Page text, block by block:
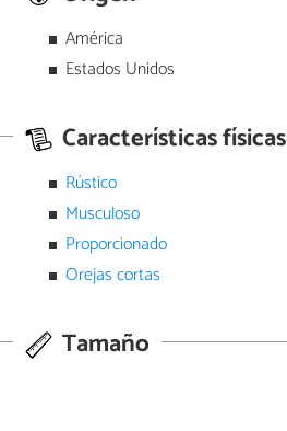
América
Estados Unidos
Características físicas
Rústico
Musculoso
Proporcionado
Orejas cortas
Tamaño